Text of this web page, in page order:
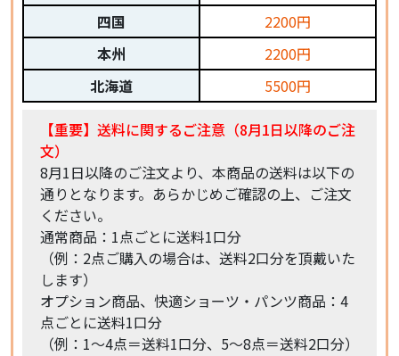
四国
本州
北海道
2200円
2200円
5500円
【重要】送料に関するご注意（8月1日以降のご注
文）
8月1日以降のご注文より、本商品の送料は以下の
通りとなります。あらかじめご確認の上、ご注文
ください。
通常商品：1点ごとに送料1口分
（例：2点ご購入の場合は、送料2口分を頂戴いた
します）
オプション商品、快適ショーツ・パンツ商品：4
点ごとに送料1口分
（例：1〜4点＝送料1口分、5〜8点＝送料2口分）